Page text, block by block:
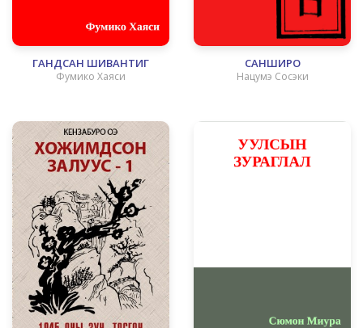
ГАНДСАН ШИВАНТИГ
Фумико Хаяси
САНШИРО
Нацумэ Сосэки